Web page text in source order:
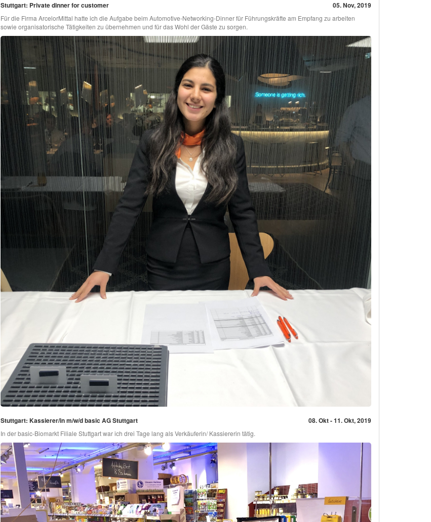
Stuttgart: Private dinner for customer
05. Nov, 2019
Für die Firma ArcelorMittal hatte ich die Aufgabe beim Automotive-Networking-Dinner für Führungskräfte am Empfang zu arbeiten
sowie organisatorische Tätigkeiten zu übernehmen und für das Wohl der Gäste zu sorgen.
Stuttgart: Kassierer/in m/w/d basic AG Stuttgart 08. Okt - 11. Okt, 2019
In der basic-Biomarkt Filiale Stuttgart war ich drei Tage lang als Verkäuferin/ Kassiererin tätig.